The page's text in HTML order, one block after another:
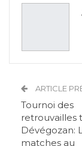
ARTICLE
Tournoi des
retrouvailles
Dévégozan:
matches au